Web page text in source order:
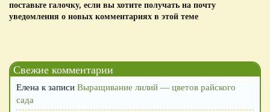
поставьте галочку, если вы хотите получать на почту
уведомления о новых комментариях в этой теме
Свежие комментарии
Елена к записи Выращивание лилий — цветов райского
сада